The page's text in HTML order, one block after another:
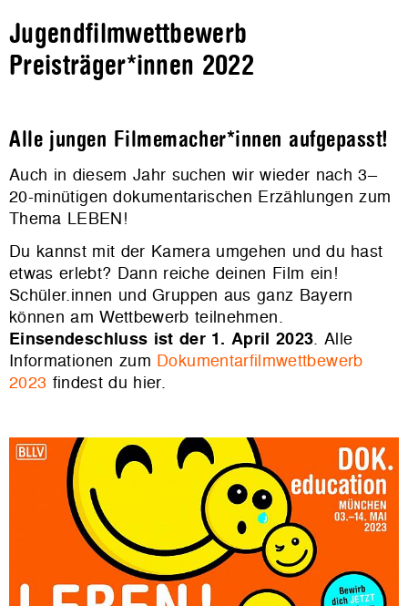
Jugendfilmwettbewerb
Preisträger*innen 2022
Alle jungen Filmemacher*innen aufgepasst!
Auch in diesem Jahr suchen wir wieder nach 3–
20-minütigen dokumentarischen Erzählungen zum
Thema LEBEN!
Du kannst mit der Kamera umgehen und du hast
etwas erlebt? Dann reiche deinen Film ein!
Schüler.innen und Gruppen aus ganz Bayern
können am Wettbewerb teilnehmen.
Einsendeschluss ist der 1. April 2023. Alle
Informationen zum Dokumentarfilmwettbewerb
2023 findest du hier.